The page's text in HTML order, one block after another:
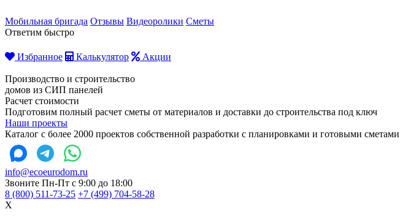
Мобильная бригада Отзывы Видеоролики Сметы
Ответим быстро
Избранное Калькулятор Акции
Производство и строительство
домов из СИП панелей
Расчет стоимости
Подготовим полный расчет сметы от материалов и доставки до строительства под ключ
Наши проекты
Каталог с более 2000 проектов собственной разработки с планировками и готовыми сметами
info@ecoeurodom.ru
Звоните Пн-Пт с 9:00 до 18:00
8 (800) 511-73-25 +7 (499) 704-58-28
X